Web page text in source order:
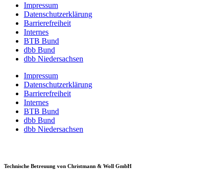
Impressum
Daten­schutz­er­klä­rung
Barrie­re­frei­heit
Internes
BTB Bund
dbb Bund
dbb Nieder­sachsen
Impressum
Daten­schutz­er­klä­rung
Barrie­re­frei­heit
Internes
BTB Bund
dbb Bund
dbb Nieder­sachsen
Technische Betreuung von Christmann & Woll GmbH